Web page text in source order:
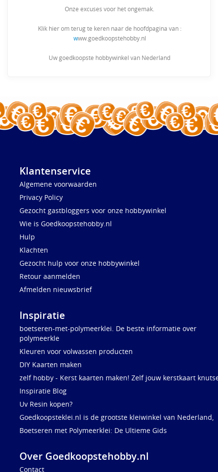
Onze excuses voor het ongemak.
Klik hier om terug te keren naar de hoofdpagina van :
www.goedkoopstehobby.nl
Uw goedkoopste hobbywinkel van Nederland
Klantenservice
Algemene voorwaarden
Privacy Policy
Gezocht gastbloggers voor onze hobbywinkel
Wie is Goedkoopstehobby.nl
Hulp
Klachten
Gezocht hulp voor onze hobbywinkel
Retour aanmelden
Afmelden nieuwsbrief
Inspiratie
boetseren-met-polymeerklei. De beste informatie over
polymeerkle
Kleuren voor volwassen producten
DIY Kaarten maken
zelf hobby - Kerst kaarten maken! Zelf jouw kerstkaart
Inspiratie Blog
Uv Resin kopen?
Goedkoopsteklei.nl is de grootste kleiwinkel van Nederland,
Boetseren met Polymeerklei: De Ultieme Gids
Over Goedkoopstehobby.nl
Contact